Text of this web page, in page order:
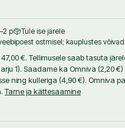
p
Tule ise järele
ostmisel; kauplustes
€. Tellimusele saab tasuta
1). Saadame ka Omniva (2,20 €)
ning kulleriga (4,90 €). Omniva
Tarne ja kättesaamine